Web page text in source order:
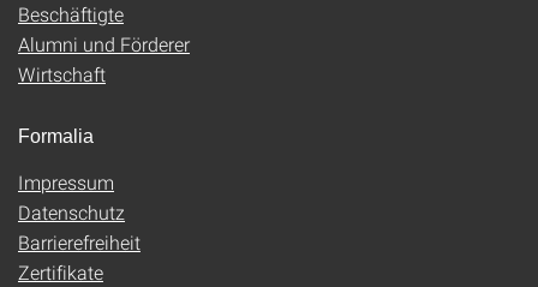
Beschäftigte
Alumni und Förderer
Wirtschaft
Formalia
Impressum
Datenschutz
Barrierefreiheit
Zertifikate